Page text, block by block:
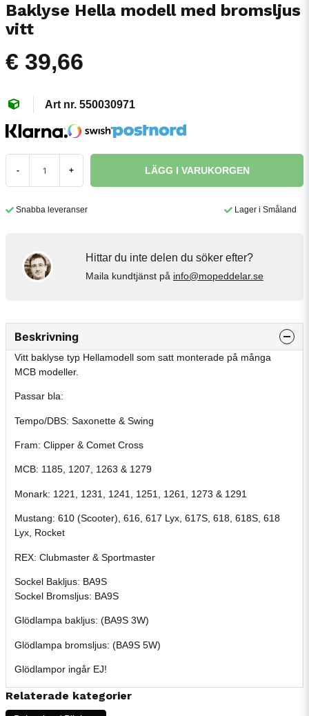
Baklyse Hella modell med bromsljus
vitt
€ 39,66
550030971
- + LÄGG I VARUKORGEN
Snabba leveranser Lager i Småland
Hittar du inte delen du söker efter?
Maila kundtjänst på info@mopeddelar.se
Beskrivning
Vitt baklyse typ Hellamodell som satt monterade på många
MCB modeller.
Passar bla:
Tempo/DBS: Saxonette & Swing
Fram: Clipper & Comet Cross
MCB: 1185, 1207, 1263 & 1279
Monark: 1221, 1231, 1241, 1251, 1261, 1273 & 1291
Mustang: 610 (Scooter), 616, 617 Lyx, 617S, 618, 618S, 618
Lyx, Rocket
REX: Clubmaster & Sportmaster
Sockel Bakljus: BA9S
Sockel Bromsljus: BA9S
Glödlampa bakljus: (BA9S 3W)
Glödlampa bromsljus: (BA9S 5W)
Glödlampor ingår EJ!
Relaterade kategorier